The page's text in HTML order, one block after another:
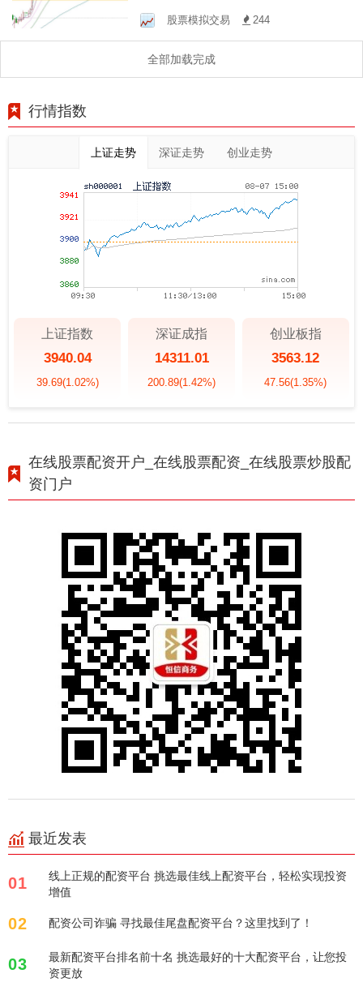
平台，助力投资者掌握配资
技巧与市场动态
股票模拟交易 244
全部加载完成
行情指数
上证走势 深证走势 创业走势
上证指数
3940.04
39.69(1.02%)
深证成指
14311.01
200.89(1.42%)
创业板指
3563.12
47.56(1.35%)
在线股票配资开户_在线股票配资_在线股票炒股配
资门户
最近发表
01
线上正规的配资平台 挑选最佳线上配资平台，轻松实现投资
增值
02 配资公司诈骗 寻找最佳尾盘配资平台？这里找到了！
03
最新配资平台排名前十名 挑选最好的十大配资平台，让您投
资更放